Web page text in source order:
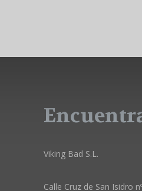
Viking Bad S.L.
Calle Cruz de San Isidro